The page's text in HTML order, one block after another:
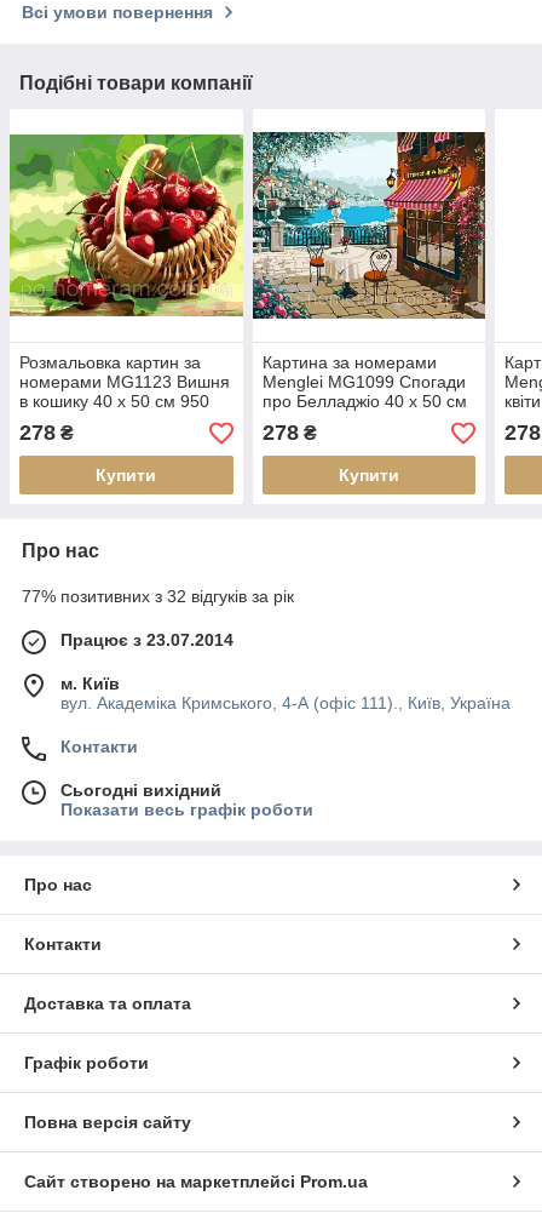
Всі умови повернення
Подібні товари компанії
Розмальовка картин за
номерами MG1123 Вишня
в кошику 40 х 50 см 950
квіти
278 ₴
Купити
Картина за номерами
Menglei MG1099 Спогади
про Белладжіо 40 х 50 см
278₴
Купити
см
278
Про нас
77% позитивних з 32 відгуків за рік
Працює з 23.07.2014
м. Київ
вул. Академіка Кримського, 4-А (офіс 111)., Київ, Україна
Контакти
Сьогодні вихідний
Показати весь графік роботи
Про нас
Контакти
Доставка та оплата
Графік роботи
Повна версія сайту
Сайт створено на маркетплейсі Prom.ua